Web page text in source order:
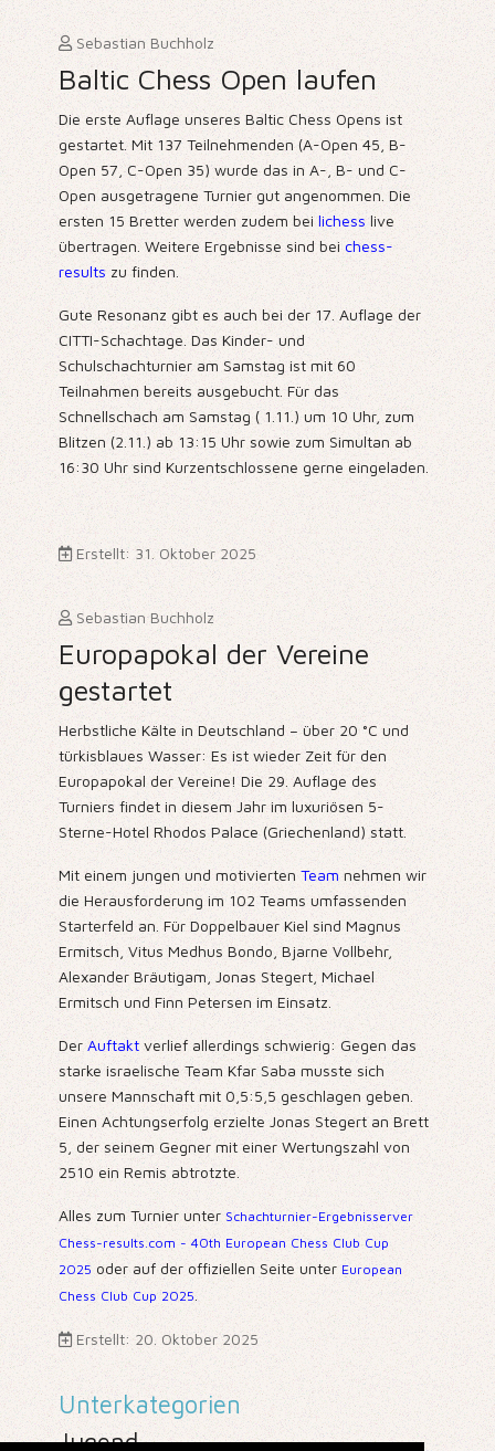
Sebastian Buchholz
Baltic Chess Open laufen
Die erste Auflage unseres Baltic Chess Opens ist
gestartet. Mit 137 Teilnehmenden (A-Open 45, B-
Open 57, C-Open 35) wurde das in A-, B- und C-
Open ausgetragene Turnier gut angenommen. Die
ersten 15 Bretter werden zudem bei lichesslive
übertragen. Weitere Ergebnisse sind bei chess-
resultszu finden.
Gute Resonanz gibt es auch bei der 17. Auflage der
CITTI-Schachtage. Das Kinder- und
Schulschachturnier am Samstag ist mit 60
Teilnahmen bereits ausgebucht. Für das
Schnellschach am Samstag ( 1.11.) um 10 Uhr, zum
Blitzen (2.11.) ab 13:15 Uhr sowie zum Simultan ab
16:30 Uhr sind Kurzentschlossene gerne eingeladen.
Erstellt: 31. Oktober 2025
Sebastian Buchholz
Europapokal der Vereine
gestartet
Herbstliche Kälte in Deutschland – über 20 °C und
türkisblaues Wasser: Es ist wieder Zeit für den
Europapokal der Vereine! Die 29. Auflage des
Turniers findet in diesem Jahr im luxuriösen 5-
Sterne-Hotel Rhodos Palace (Griechenland) statt.
Mit einem jungen und motivierten Team nehmen wir
die Herausforderung im 102 Teams umfassenden
Starterfeld an. Für Doppelbauer Kiel sind Magnus
Ermitsch, Vitus Medhus Bondo, Bjarne Vollbehr,
Alexander Bräutigam, Jonas Stegert, Michael
Ermitsch und Finn Petersen im Einsatz.
Der Auftaktverlief allerdings schwierig: Gegen das
starke israelische Team Kfar Saba musste sich
unsere Mannschaft mit 0,5:5,5 geschlagen geben.
Einen Achtungserfolg erzielte Jonas Stegert an Brett
5, der seinem Gegner mit einer Wertungszahl von
2510 ein Remis abtrotzte.
Alles zum Turnier unter Schachturnier-Ergebnisserver
Chess-results.com - 40th European Chess Club Cup
2025 oder auf der offiziellen Seite unter European
Chess Club Cup 2025.
Erstellt: 20. Oktober 2025
Unterkategorien
Jugend